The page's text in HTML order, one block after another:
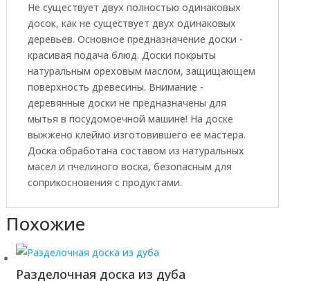
Не существует двух полностью одинаковых
досок, как не существует двух одинаковых
деревьев. Основное предназначение доски -
красивая подача блюд. Доски покрыты
натуральным ореховым маслом, защищающем
поверхность древесины. Внимание -
деревянные доски не предназначены для
мытья в посудомоечной машине! На доске
выжжено клеймо изготовившего ее мастера.
Доска обработана составом из натуральных
масел и пчелиного воска, безопасным для
соприкосновения с продуктами.
Похожие
Разделочная доска из дуба